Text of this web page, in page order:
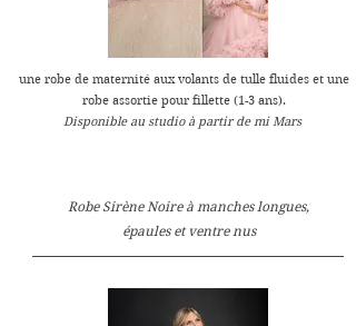
une robe de maternité aux volants de tulle fluides et une
robe assortie pour fillette (1-3 ans).
Disponible au studio à partir de mi Mars
Robe Sirène Noire à manches longues,
épaules et ventre nus